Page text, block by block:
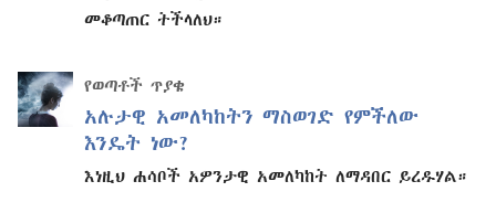
መቆጣጠር ትችላለህ።
የወጣቶች ጥያቄ
አሉታዊ አመለካከትን ማስወገድ የምችለው
እንዴት ነው?
እነዚህ ሐሳቦች አዎንታዊ አመለካከት ለማዳበር ይረዱሃል።